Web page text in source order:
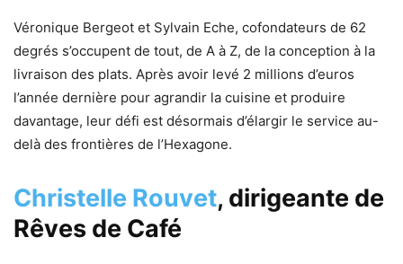
Véronique Bergeot et Sylvain Eche, cofondateurs de 62
degrés s’occupent de tout, de A à Z, de la conception à la
livraison des plats. Après avoir levé 2 millions d’euros
l’année dernière pour agrandir la cuisine et produire
davantage, leur défi est désormais d’élargir le service au-
delà des frontières de l’Hexagone.
Christelle Rouvet, dirigeante de
Rêves de Café